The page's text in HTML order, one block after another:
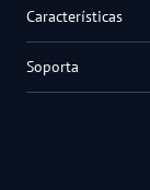
Características
Soporta